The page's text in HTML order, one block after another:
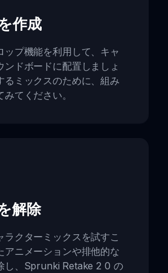
作成
ップ機能を利用して、キャ
ンドボードに配置しましょ
るミックスのために、組み
てください。
解除
ラクターミックスを試すこ
アニメーションや排他的な
し、Sprunki Retake 2 0 の